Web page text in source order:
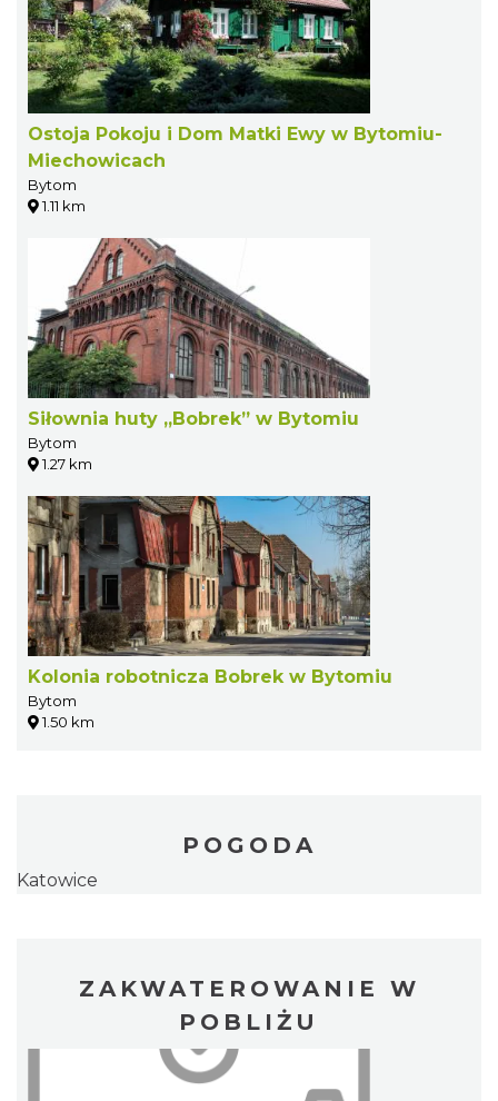
Ostoja Pokoju i Dom Matki Ewy w Bytomiu-
Miechowicach
Bytom
1.11 km
Siłownia huty „Bobrek” w Bytomiu
Bytom
1.27 km
Kolonia robotnicza Bobrek w Bytomiu
Bytom
1.50 km
POGODA
Katowice
ZAKWATEROWANIE W
POBLIŻU